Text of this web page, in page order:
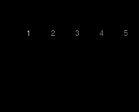
1 2 3 4 5